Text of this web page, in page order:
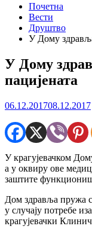
Почетна
Вести
Друштво
У Дому
У Дому
пацијената
06.12.201708.12.2017
У крагујевачком
а у оквиру ове
заштите
Дом здравља пружа
у случају потребе
крагујевачки